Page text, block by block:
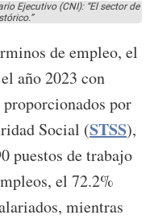
Ejecutivo (CNI): “El sector de
de empleo, el
año 2023 con
por
Social (STSS),
puestos de trabajo
el 72.2%
mientras